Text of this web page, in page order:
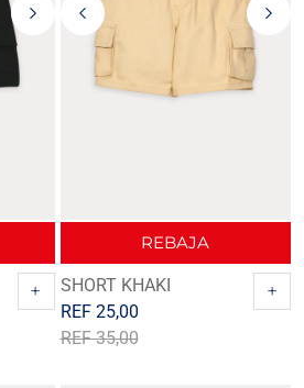
+
REBAJA
SHORT KHAKI
REF35,00
REF 25,00
+